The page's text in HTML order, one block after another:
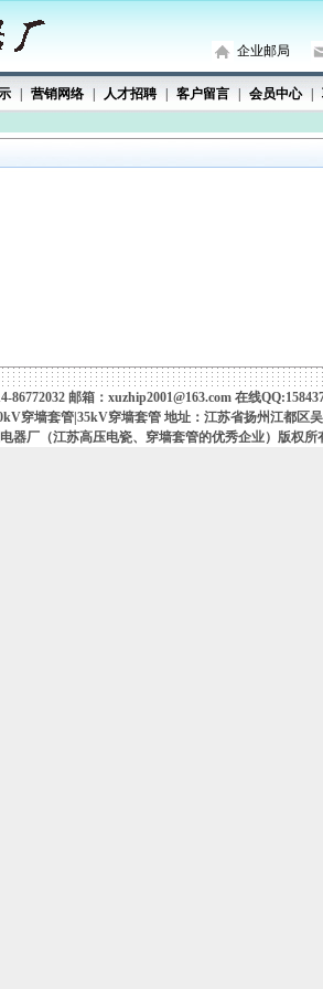
企业邮局
营销网络 人才招聘 客户留言 会员中心
86772032 邮箱：xuzhip2001@163.com 在线
穿墙套管|35kV穿墙套管 地址：江苏省扬州江都区
器厂（江苏高压电瓷、穿墙套管的优秀企业）版权所